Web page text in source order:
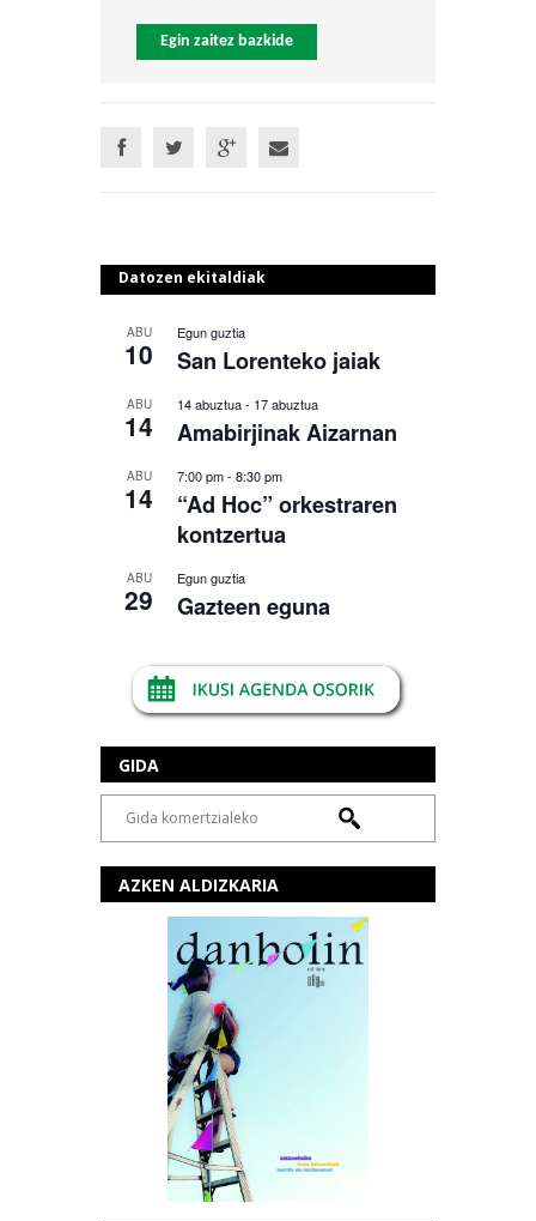
Egin zaitez bazkide
Datozen ekitaldiak
ABU
10
Egun guztia
San Lorenteko jaiak
ABU
14
14 abuztua- 17 abuztua
Amabirjinak Aizarnan
ABU
14
7:00 pm- 8:30 pm
“Ad Hoc” orkestraren
kontzertua
ABU
29
Egun guztia
Gazteen eguna
GIDA
AZKEN ALDIZKARIA